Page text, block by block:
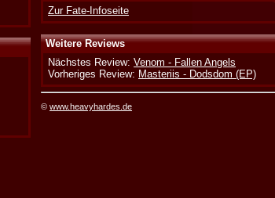
Zur Fate-Infoseite
Weitere Reviews
Nächstes Review:Venom - Fallen Angels
Vorheriges Review: Masteriis - Dodsdom (EP)
©www.heavyhardes.de